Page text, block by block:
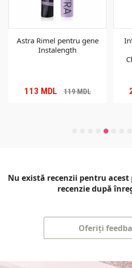
Astra Rimel pentru gene
Instalength
113 MDL 119MDL
Nu există recenzii pentru
recenzie după
Oferiți